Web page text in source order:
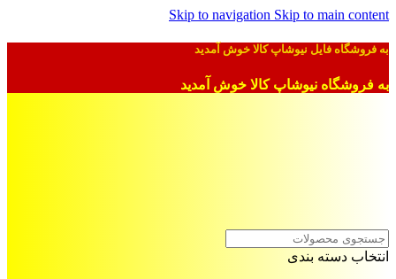
Skip to navigation Skip to main content
به فروشگاه فایل نیوشاپ کالا خوش آمدید
به فروشگاه نیوشاپ کالا خوش آمدید
انتخاب دسته بندی